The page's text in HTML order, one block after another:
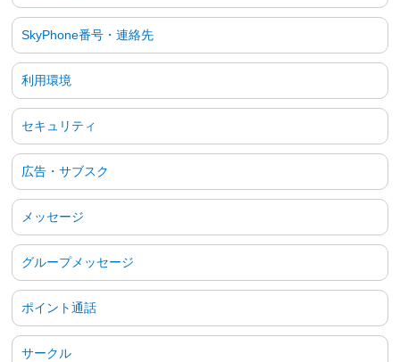
SkyPhone番号・連絡先
利用環境
セキュリティ
広告・サブスク
メッセージ
グループメッセージ
ポイント通話
サークル